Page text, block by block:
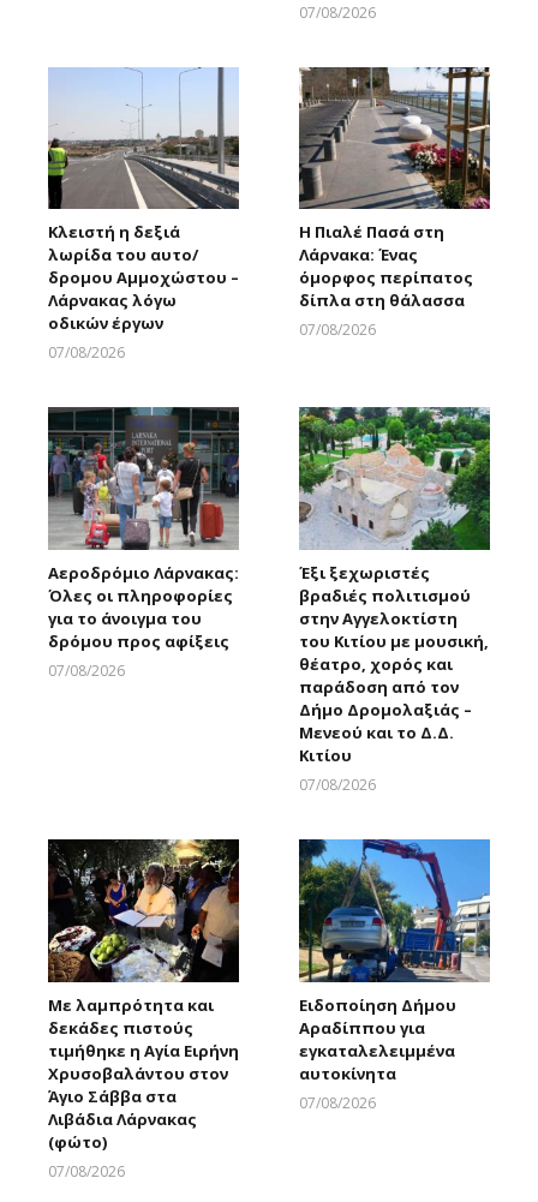
07/08/2026
Κλειστή η δεξιά
λωρίδα του αυτο/
δρομου Αμμοχώστου –
Λάρνακας λόγω
οδικών έργων
07/08/2026
Η Πιαλέ Πασά στη
Λάρνακα: Ένας
όμορφος περίπατος
δίπλα στη θάλασσα
07/08/2026
Αεροδρόμιο Λάρνακας:
Όλες οι πληροφορίες
για το άνοιγμα του
δρόμου προς αφίξεις
07/08/2026
Έξι ξεχωριστές
βραδιές πολιτισμού
στην Αγγελοκτίστη
του Κιτίου με μουσική,
θέατρο, χορός και
παράδοση από τον
Δήμο Δρομολαξιάς –
Μενεού και το Δ.Δ.
Κιτίου
07/08/2026
Με λαμπρότητα και
δεκάδες πιστούς
τιμήθηκε η Αγία Ειρήνη
Χρυσοβαλάντου στον
Άγιο Σάββα στα
Λιβάδια Λάρνακας
(φώτο)
07/08/2026
Ειδοποίηση Δήμου
Αραδίππου για
εγκαταλελειμμένα
αυτοκίνητα
07/08/2026